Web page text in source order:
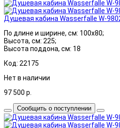
Душевая кабина Wasserfalle W-
По длине и ширине, см: 100x80;
Высота, см: 225;
Высота поддона, см: 18
Код: 22175
Нет в наличии
97 500 р.
Сообщить о поступлении